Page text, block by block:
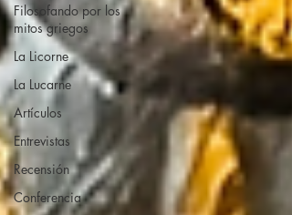
Filosofando por los
mitos griegos
La Licorne
La Lucarne
Artículos
Entrevistas
Recensión
Conferencia